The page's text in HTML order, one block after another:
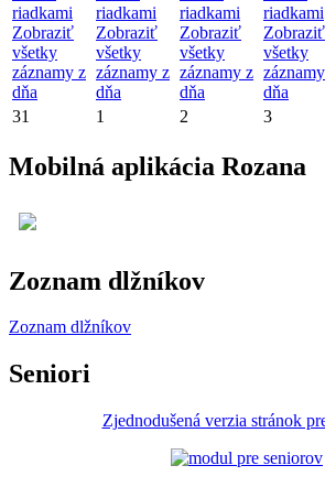
riadkami
Zobraziť
všetky
záznamy z
dňa
riadkami
Zobraziť
všetky
záznamy z
dňa
riadkami
Zobraziť
všetky
záznamy z
dňa
riadkami
Zobraziť
všetky
dňa
31 1 2 3
Mobilná aplikácia Rozana
Zoznam dlžníkov
Zoznam dlžníkov
Seniori
Zjednodušená verzia stránok